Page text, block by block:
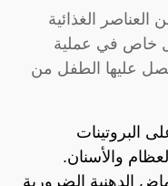
الغذائية
خاص في عملية
عليها الطفل من
البروتينات
والأسنان.
الدهنية الضرورية